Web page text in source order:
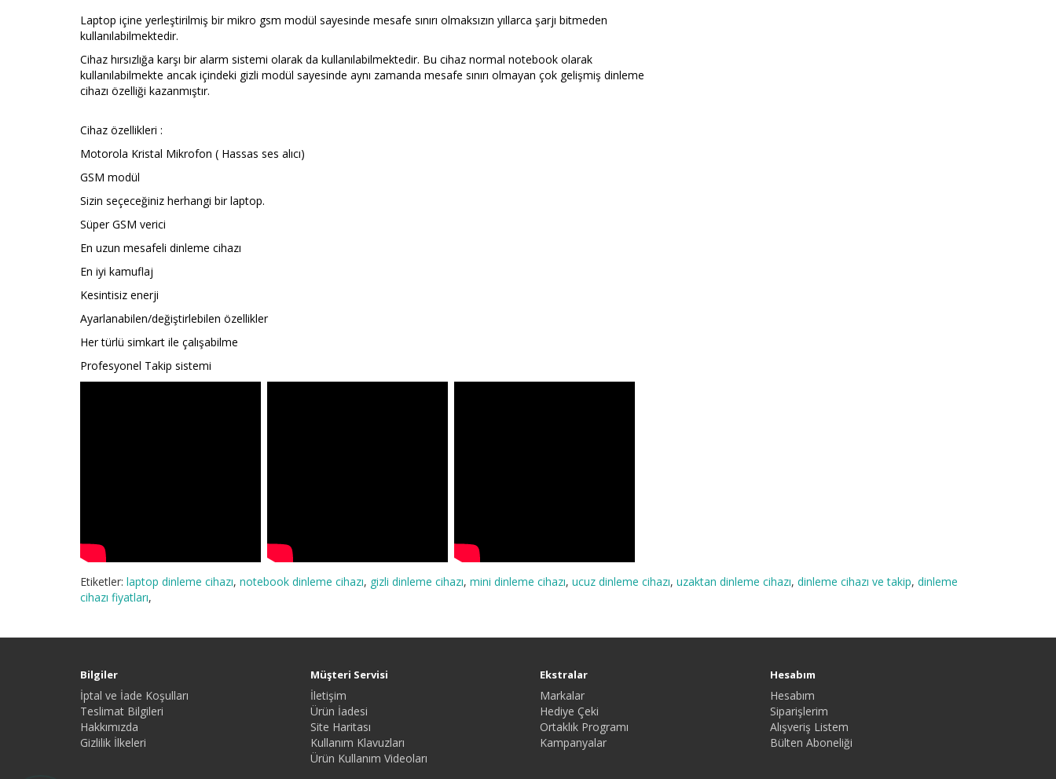
Laptop içine yerleştirilmiş bir mikro gsm modül sayesinde mesafe sınırı olmaksızın yıllarca şarjı bitmeden
kullanılabilmektedir.
Cihaz hırsızlığa karşı bir alarm sistemi olarak da kullanılabilmektedir. Bu cihaz normal notebook olarak
kullanılabilmekte ancak içindeki gizli modül sayesinde aynı zamanda mesafe sınırı olmayan çok gelişmiş dinleme
cihazı özelliği kazanmıştır.
Cihaz özellikleri :
Motorola Kristal Mikrofon ( Hassas ses alıcı)
GSM modül
Sizin seçeceğiniz herhangi bir laptop.
Süper GSM verici
En uzun mesafeli dinleme cihazı
En iyi kamuflaj
Kesintisiz enerji
Ayarlanabilen/değiştirlebilen özellikler
Her türlü simkart ile çalışabilme
Profesyonel Takip sistemi
Etiketler: laptop dinleme cihazı, notebook dinleme cihazı, gizli dinleme cihazı, mini dinleme cihazı, ucuz dinleme cihazı, uzaktan dinleme cihazı, dinleme cihazı ve takip, dinleme
cihazı fiyatları,
Bilgiler
İptal ve İade Koşulları
Teslimat Bilgileri
Hakkımızda
Gizlilik İlkeleri
Müşteri Servisi
İletişim
Ürün İadesi
Site Haritası
Kullanım Klavuzları
Ürün Kullanım Videoları
Ekstralar
Markalar
Hediye Çeki
Ortaklık Programı
Kampanyalar
Hesabım
Hesabım
Siparişlerim
Alışveriş Listem
Bülten Aboneliği